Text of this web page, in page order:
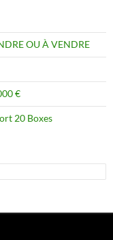
OU À VENDRE
€
20 Boxes